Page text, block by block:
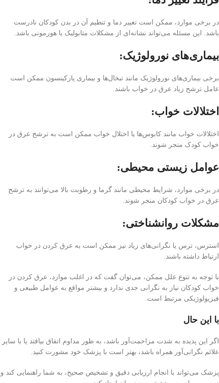
در برخی موارد، ممکن است تغییر دما و تنظیم آن در بدن کودکان نادرست
باشد. این مسئله می‌تواند نشانه‌ای از مشکلات متابولیک یا هورمونی باشد.
بیماری‌های نورولوژیک:
برخی بیماری‌های نورولوژیک مانند تبخال‌ها و بیماری پارکینسون ممکن است
عامل ترشح زیاد عرق در خواب باشند.
اختلالات خواب:
اختلالات خواب مانند کابوس‌ها یا اختلال خواب ممکن است به ترشح عرق در
خواب کودک منجر شوند.
عوامل زیستی محیطی:
در برخی موارد، شرایط محیطی مانند گرما و رطوبت بالا می‌توانند به ترشح
عرق در خواب کودکان منجر شوند.
مشکلات روانشناختی:
استرس، ترس یا نگرانی‌های زیاد نیز ممکن است به عرق کردن در خواب
ارتباط داشته باشند.
با توجه به تنوع علل ممکن، می‌توان گفت که در اغلب موارد، عرق کردن در
خواب کودکان نیاز به نگرانی جدی ندارد و بیشتر مواقع به عوامل طبیعی و
فیزیولوژیکی مرتبط است.
با این حال
اگر این پدیده به شدت مزاحمت‌آور باشد، به طور مداوم اتفاق بیافتد یا با سایر
علائم نگرانی‌آور همراه باشد، بهتر است با پزشک خود مشورت کنید.
پزشک می‌تواند با انجام ارزیابی دقیق و تشخیص صحیح، به شما راهنمایی کند و